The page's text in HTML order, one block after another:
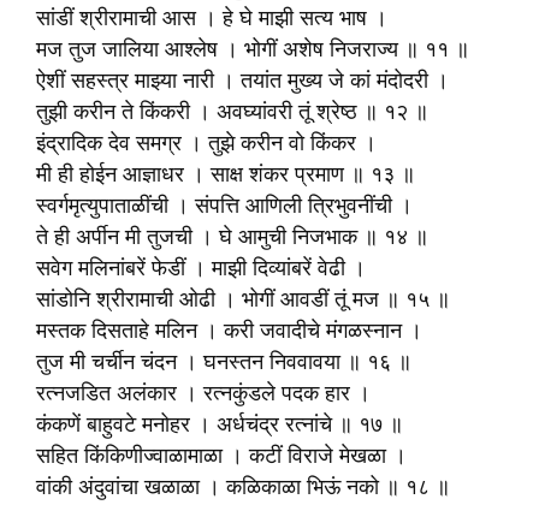
सांडीं श्रीरामाची आस । हे घे माझी सत्य भाष ।
मज तुज जालिया आश्लेष । भोगीं अशेष निजराज्य ॥ ११ ॥
ऐशीं सहस्त्र माझ्या नारी । तयांत मुख्य जे कां मंदोदरी ।
तुझी करीन ते किंकरी । अवघ्यांवरी तूं श्रेष्ठ ॥ १२ ॥
इंद्रादिक देव समग्र । तुझे करीन वो किंकर ।
मी ही होईन आज्ञाधर । साक्ष शंकर प्रमाण ॥ १३ ॥
स्वर्गमृत्युपाताळींची । संपत्ति आणिली त्रिभुवनींची ।
ते ही अर्पीन मी तुजची । घे आमुची निजभाक ॥ १४ ॥
सवेग मलिनांबरें फेडीं । माझी दिव्यांबरें वेढी ।
सांडोनि श्रीरामाची ओढी । भोगीं आवडीं तूं मज ॥ १५ ॥
मस्तक दिसताहे मलिन । करी जवादीचे मंगळस्नान ।
तुज मी चर्चीन चंदन । घनस्तन निववावया ॥ १६ ॥
रत्‍नजडित अलंकार । रत्‍नकुंडले पदक हार ।
कंकणें बाहुवटे मनोहर । अर्धचंद्र रत्‍नांचे ॥ १७ ॥
सहित किंकिणीज्वाळामाळा । कटीं विराजे मेखळा ।
वांकी अंदुवांचा खळाळा । कळिकाळा भिऊं नको ॥ १८ ॥